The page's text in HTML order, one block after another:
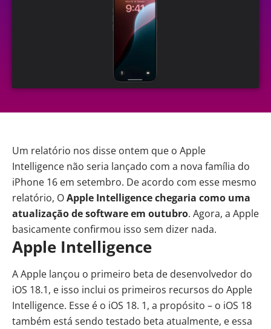
Um relatório nos disse ontem que o Apple
Intelligence não seria lançado com a nova família do
iPhone 16 em setembro. De acordo com esse mesmo
relatório, OApple Intelligence chegaria como uma
atualização de software em outubro. Agora, a Apple
basicamente confirmou isso sem dizer nada.
Apple Intelligence
A Apple lançou o primeiro beta de desenvolvedor do
iOS 18.1, e isso inclui os primeiros recursos do Apple
Intelligence. Esse é o iOS 18. 1, a propósito – o iOS 18
também está sendo testado beta atualmente, e essa